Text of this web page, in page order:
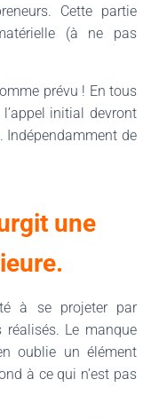
Cette partie
(à ne pas
prévu ! En tous
initial devront
Indépendamment de
une
à se projeter par
réalisés. Le manque
oublie un élément
à ce qui n’est pas